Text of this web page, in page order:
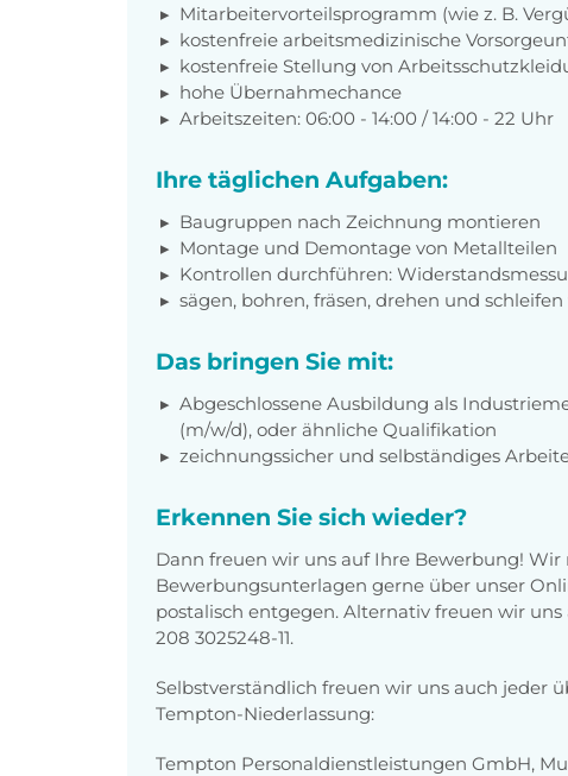
Mitarbeitervorteilsprogramm (wie z. B.
kostenfreie arbeitsmedizinische
kostenfreie Stellung von
hohe Übernahmechance
Arbeitszeiten: 06:00 - 14:00 / 14:00 - 22 Uhr
Ihre täglichen Aufgaben:
Baugruppen nach Zeichnung montieren
Montage und Demontage von Metallteilen
Kontrollen durchführen:
sägen, bohren, fräsen, drehen und
Das bringen Sie mit:
Abgeschlossene Ausbildung als
(m/w/d), oder ähnliche Qualifikation
zeichnungssicher und selbständiges
Erkennen Sie sich wieder?
Dann freuen wir uns auf Ihre Bewerbung!
Bewerbungsunterlagen gerne über unser
postalisch entgegen. Alternativ freuen wir
208 3025248-11.
Selbstverständlich freuen wir uns auch jeder
Tempton-Niederlassung:
Tempton Personaldienstleistungen GmbH,